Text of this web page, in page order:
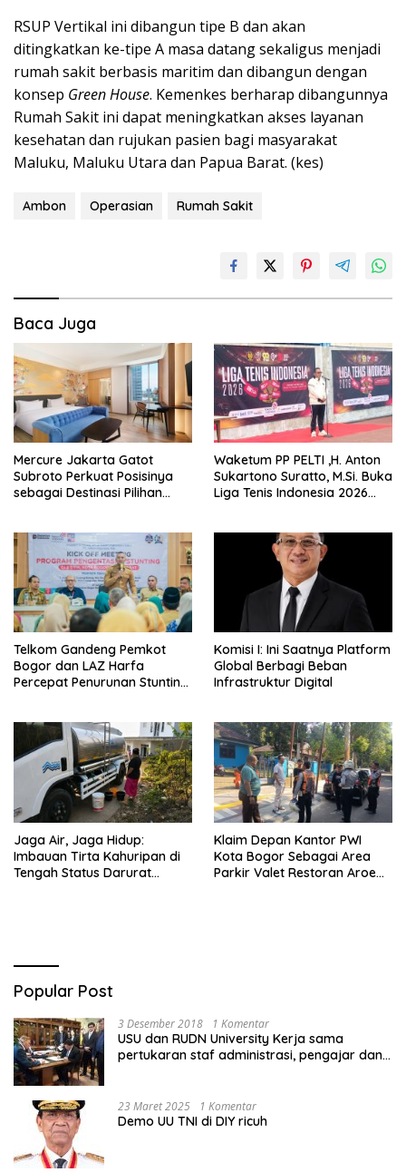
RSUP Vertikal ini dibangun tipe B dan akan
ditingkatkan ke-tipe A masa datang sekaligus menjadi
rumah sakit berbasis maritim dan dibangun dengan
konsep Green House. Kemenkes berharap dibangunnya
Rumah Sakit ini dapat meningkatkan akses layanan
kesehatan dan rujukan pasien bagi masyarakat
Maluku, Maluku Utara dan Papua Barat. (kes)
Ambon Operasian Rumah Sakit
Baca Juga
Mercure Jakarta Gatot
Subroto Perkuat Posisinya
sebagai Destinasi Pilihan
Jakarta Selatan
Waketum PP PELTI ,H. Anton
Sukartono Suratto, M.Si. Buka
Liga Tenis Indonesia 2026
Telkom Gandeng Pemkot
Bogor dan LAZ Harfa
Percepat Penurunan Stunting
Komisi I: Ini Saatnya Platform
Global Berbagi Beban
Infrastruktur Digital
Jaga Air, Jaga Hidup:
Imbauan Tirta Kahuripan di
Tengah Status Darurat
Klaim Depan Kantor PWI
Kota Bogor Sebagai Area
Parkir Valet Restoran Aroem,
Popular Post
3 Desember 2018 1 Komentar
USU dan RUDN University Kerja sama
pertukaran staf administrasi, pengajar dan
23 Maret 2025 1 Komentar
Demo UU TNI di DIY ricuh